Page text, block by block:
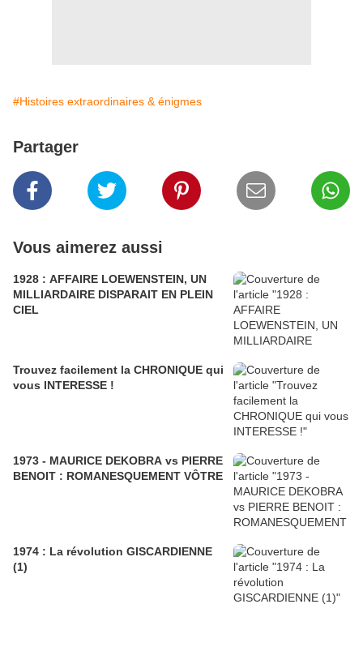
#Histoires extraordinaires & énigmes
Partager
Vous aimerez aussi
1928 : AFFAIRE LOEWENSTEIN, UN
MILLIARDAIRE DISPARAIT EN PLEIN
CIEL
Trouvez facilement la CHRONIQUE qui
vous INTERESSE !
1973 - MAURICE DEKOBRA vs PIERRE
BENOIT : ROMANESQUEMENT VÔTRE
1974 : La révolution GISCARDIENNE
(1)